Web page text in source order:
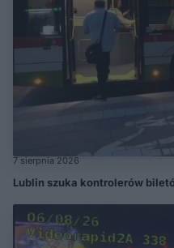
7 sierpnia 2026
Lublin szuka kontrolerów